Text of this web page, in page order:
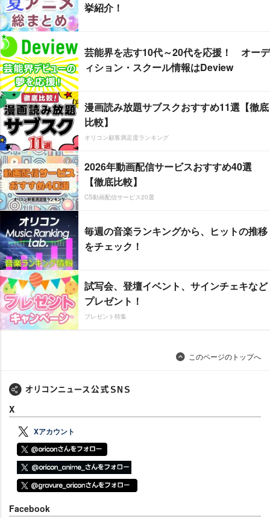
挙紹介！
芸能界を志す10代～20代を応援！ オーデ
ィション・スクール情報はDeview
漫画読み放題サブスクおすすめ11選【徹底
比較】
オリコン顧客満足度ランキング
2026年動画配信サービスおすすめ40選
【徹底比較】
CS動画配信サービス20選
毎週の音楽ランキングから、ヒットの推移
をチェック！
試写会、登壇イベント、サインチェキなど
プレゼント！
プレゼント特集
このページのトップへ
X
Xアカウント
Facebook